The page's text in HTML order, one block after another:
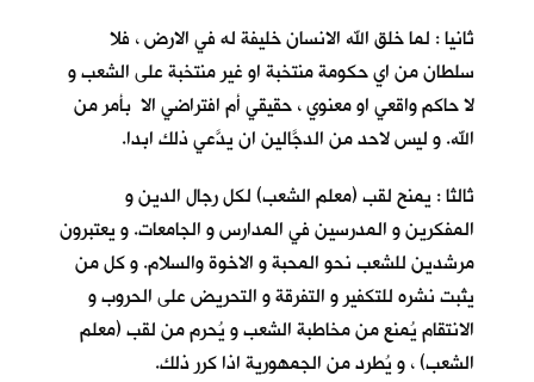
ثانيا : لما خلق الله الانسان خليفة له في الارض ، فلا
سلطان من اي حكومة منتخبة او غير منتخبة على الشعب و
لا حاكم واقعي او معنوي ، حقيقي أم افتراضي الا بأمر من
الله. و ليس لاحد من الدجَّالين ان يدَّعي ذلك ابدا.
ثالثا : يمنح لقب (معلم الشعب) لكل رجال الدين و
المفكرين و المدرسين في المدارس و الجامعات. و يعتبرون
مرشدين للشعب نحو المحبة و الاخوة والسلام. و كل من
يثبت نشره للتكفير و التفرقة و التحريض على الحروب و
الانتقام يُمنع من مخاطبة الشعب و يُحرم من لقب (معلم
الشعب) ، و يُطرد من الجمهورية اذا كرر ذلك.